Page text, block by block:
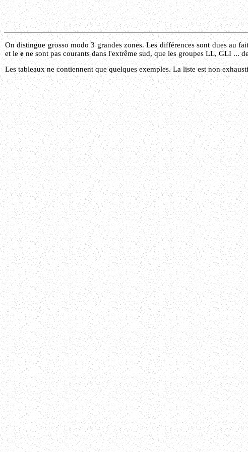
On distingue grosso modo 3 grandes zones. Les différences sont dues au
et lee ne sont pas courants dans l'extrême sud, que les groupes LL, GLI ...
Les tableaux ne contiennent que quelques exemples. La liste est non